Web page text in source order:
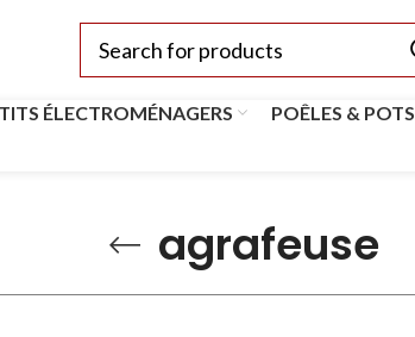
ÉLECTROMÉNAGERS POÊLES & POTS
agrafeuse